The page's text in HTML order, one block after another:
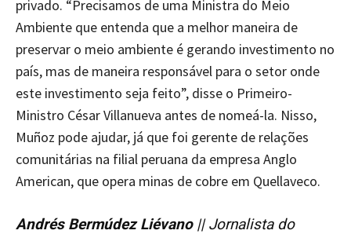
privado. “Precisamos de uma Ministra do Meio
Ambiente que entenda que a melhor maneira de
preservar o meio ambiente é gerando investimento no
país, mas de maneira responsável para o setor onde
este investimento seja feito”, disse o Primeiro-
Ministro César Villanueva antes de nomeá-la. Nisso,
Muñoz pode ajudar, já que foi gerente de relações
comunitárias na filial peruana da empresa Anglo
American, que opera minas de cobre em Quellaveco.
Andrés Bermúdez Liévano|| Jornalista do